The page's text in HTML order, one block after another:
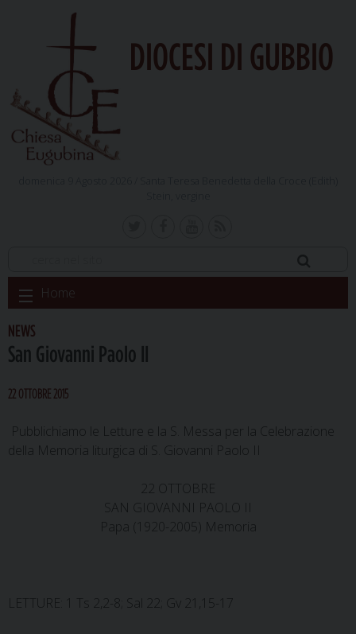
DIOCESI DI GUBBIO
Skip
to
content
Home
NEWS
San Giovanni Paolo II
22 OTTOBRE 2015
Pubblichiamo le Letture e la S. Messa per la Celebrazione
della Memoria liturgica di S. Giovanni Paolo II
22 OTTOBRE
SAN GIOVANNI PAOLO II
Papa (1920-2005) Memoria
LETTURE: 1 Ts 2,2-8; Sal 22; Gv 21,15-17